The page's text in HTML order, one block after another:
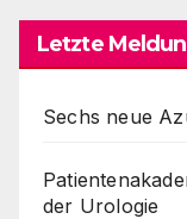
Letzte
Sechs neue
der Urologie